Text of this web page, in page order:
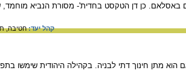
באסלאם. כן דן הטקסט בחדית'- מסורת הנביא
קהל יעד:חטיבה,
מתן חינוך דתי לבניה. בקהילה היהודית שימשו